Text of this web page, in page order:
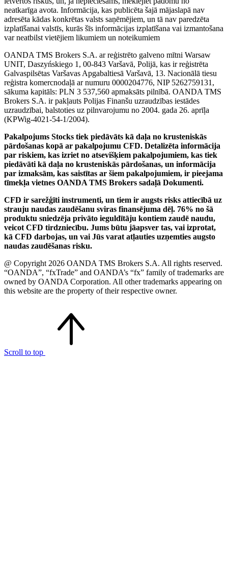
neatkarīga avota. Informācija, kas publicēta šajā mājaslapā nav
adresēta kādas konkrētas valsts saņēmējiem, un tā nav paredzēta
izplatīšanai valstīs, kurās šīs informācijas izplatīšana vai izmantošana
var neatbilst vietējiem likumiem un noteikumiem
OANDA TMS Brokers S.A. ar reģistrēto galveno mītni Warsaw
UNIT, Daszyńskiego 1, 00-843 Varšavā, Polijā, kas ir reģistrēta
Galvaspilsētas Varšavas Apgabaltiesā Varšavā, 13. Nacionālā tiesu
reģistra komercnodaļā ar numuru 0000204776, NIP 5262759131,
sākuma kapitāls: PLN 3 537,560 apmaksāts pilnībā. OANDA TMS
Brokers S.A. ir pakļauts Polijas Finanšu uzraudzības iestādes
uzraudzībai, balstoties uz pilnvarojumu no 2004. gada 26. aprīļa
(KPWig-4021-54-1/2004).
Pakalpojums Stocks tiek piedāvāts kā daļa no krusteniskās
pārdošanas kopā ar pakalpojumu CFD. Detalizēta informācija
par riskiem, kas izriet no atsevišķiem pakalpojumiem, kas tiek
piedāvāti kā daļa no krusteniskās pārdošanas, un informācija
par izmaksām, kas saistītas ar šiem pakalpojumiem, ir pieejama
tīmekļa vietnes OANDA TMS Brokers sadaļā Dokumenti.
CFD ir sarežģīti instrumenti, un tiem ir augsts risks attiecībā uz
strauju naudas zaudēšanu sviras finansējuma dēļ. 76% no šā
produktu sniedzēja privāto ieguldītāju kontiem zaudē naudu,
veicot CFD tirdzniecību. Jums būtu jāapsver tas, vai izprotat,
kā CFD darbojas, un vai Jūs varat atļauties uzņemties augsto
naudas zaudēšanas risku.
@ Copyright 2026 OANDA TMS Brokers S.A. All rights reserved.
“OANDA”, “fxTrade” and OANDA’s “fx” family of trademarks are
owned by OANDA Corporation. All other trademarks appearing on
this website are the property of their respective owner.
Scroll to top